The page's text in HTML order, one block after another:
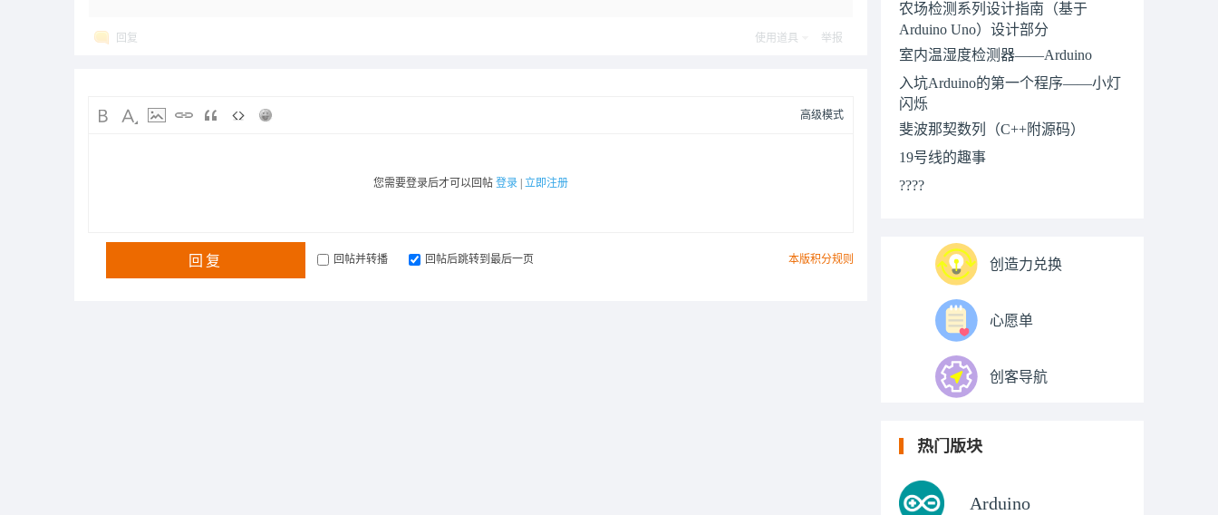
回复 使用道具 举报
高级模式
您需要登录后才可以回帖 登录 立即注册
本版积分规则
回复 回帖并转播 回帖后跳转到最后一页
农场检测系列设计指南（基于
Arduino Uno）设计部分
室内温湿度检测器——Arduino
入坑Arduino的第一个程序——小灯
闪烁
斐波那契数列（C++附源码）
19号线的趣事
????
创造力兑换
心愿单
创客导航
热门版块
Arduino